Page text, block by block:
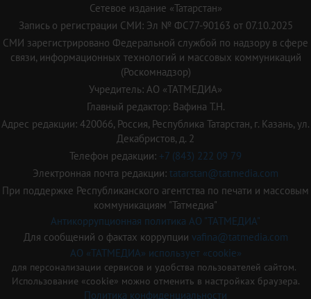
Сетевое издание «Татарстан»
Запись о регистрации СМИ: Эл № ФС77-90163 от 07.10.2025
СМИ зарегистрировано Федеральной службой по надзору в сфере
связи, информационных технологий и массовых коммуникаций
(Роскомнадзор)
Учредитель: АО «ТАТМЕДИА»
Главный редактор: Вафина Т.Н.
Адрес редакции: 420066, Россия, Республика Татарстан, г. Казань, ул.
Декабристов, д. 2
Телефон редакции: +7 (843) 222 09 79
Электронная почта редакции: tatarstan@tatmedia.com
При поддержке Республиканского агентства по печати и массовым
коммуникациям "Татмедиа"
Антикоррупционная политика АО "ТАТМЕДИА"
Для сообщений о фактах коррупции vafina@tatmedia.com
АО «ТАТМЕДИА» использует «cookie»
для персонализации сервисов и удобства пользователей сайтом.
Использование «cookie» можно отменить в настройках браузера.
Политика конфиденциальности